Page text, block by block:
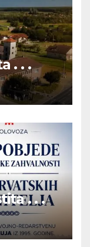
. . .
. . .